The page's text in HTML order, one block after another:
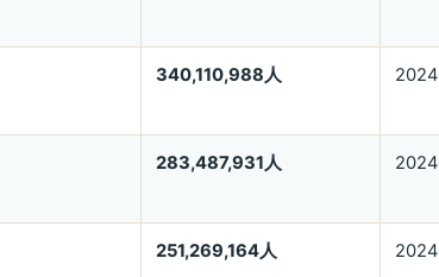
340,110,988人 2024
283,487,931人 2024
251,269,164人 2024